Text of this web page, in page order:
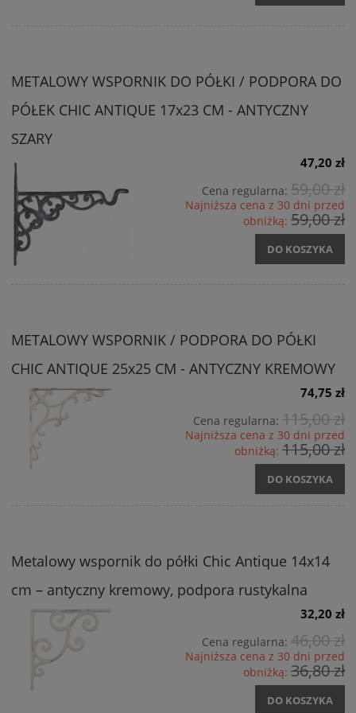
METALOWY WSPORNIK DO PÓŁKI / PODPORA DO
PÓŁEK CHIC ANTIQUE 17x23 CM - ANTYCZNY
SZARY
47,20 zł
Cena regularna: 59,00 zł
Najniższa cena z 30 dni przed
obniżką: 59,00 zł
DO KOSZYKA
METALOWY WSPORNIK / PODPORA DO PÓŁKI
CHIC ANTIQUE 25x25 CM - ANTYCZNY KREMOWY
74,75 zł
Cena regularna: 115,00 zł
Najniższa cena z 30 dni przed
obniżką: 115,00 zł
DO KOSZYKA
Metalowy wspornik do półki Chic Antique 14x14
cm – antyczny kremowy, podpora rustykalna
32,20 zł
Cena regularna: 46,00 zł
Najniższa cena z 30 dni przed
obniżką: 36,80 zł
DO KOSZYKA